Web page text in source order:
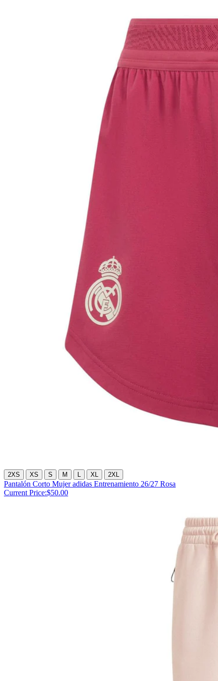
2XS XS S M XL 2XL
Pantalón Corto Mujer adidas Entrenamiento 26/27 Rosa
Current Price:$50.00